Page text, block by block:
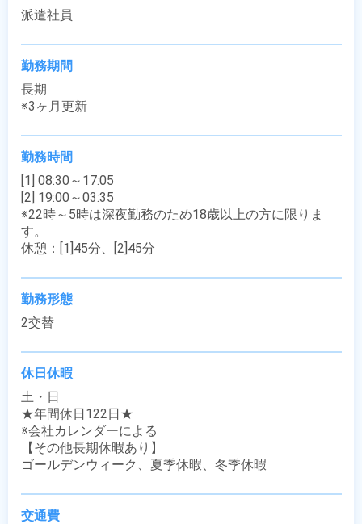
派遣社員
勤務期間
長期
※3ヶ月更新
勤務時間
[1] 08:30～17:05
[2] 19:00～03:35
※22時～5時は深夜勤務のため18歳以上の方に限りま
す。
休憩：[1]45分、[2]45分
勤務形態
2交替
休日休暇
土・日
★年間休日122日★
※会社カレンダーによる
【その他長期休暇あり】
ゴールデンウィーク、夏季休暇、冬季休暇
交通費